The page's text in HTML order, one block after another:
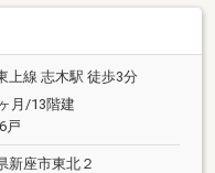
談ください！下記物件
ご確認ください！！ ※
マークの【資料請求】
問い合わせお待ちして
わせは【048-475-
際は【SUUMOを見た】
ご案内できます♪
上線 志木駅 徒歩3分
月/13階建
戸
新座市東北２